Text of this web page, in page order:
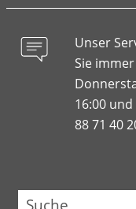
Unser
Sie
16:00
88 71 40
Suche